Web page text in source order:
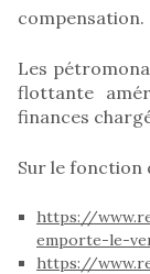
compensation.
Les
flottante
finances
Sur le fonction
https://
emporte-le-
https://